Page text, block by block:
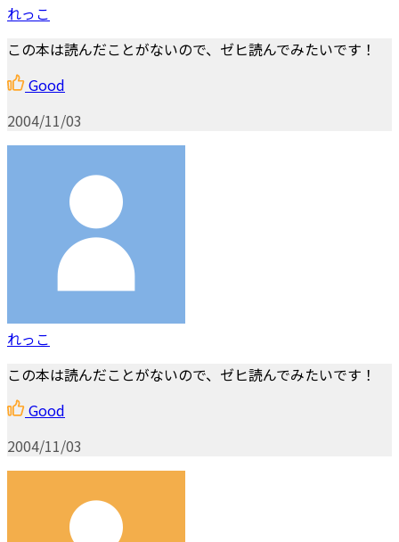
れっこ
この本は読んだことがないので、ゼヒ読んでみたいです！
Good
2004/11/03
れっこ
この本は読んだことがないので、ゼヒ読んでみたいです！
Good
2004/11/03